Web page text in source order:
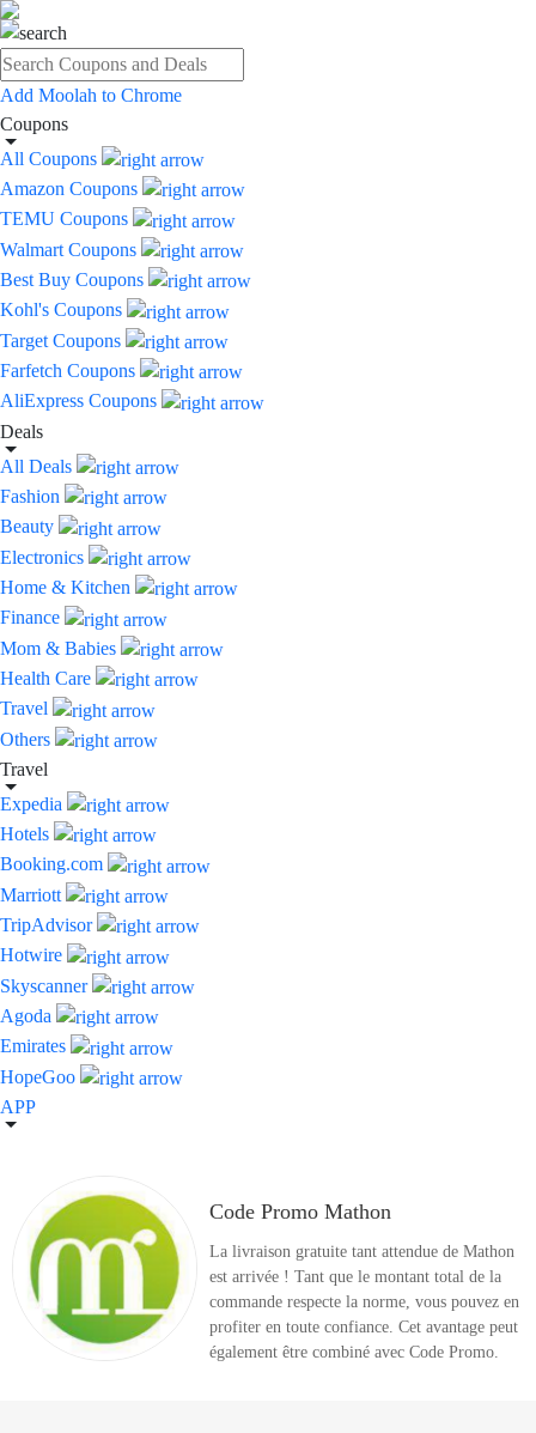
Add Moolah to Chrome
Coupons
All Coupons
Amazon Coupons
TEMU Coupons
Walmart Coupons
Best Buy Coupons
Kohl's Coupons
Target Coupons
Farfetch Coupons
AliExpress Coupons
Deals
All Deals
Fashion
Beauty
Electronics
Home & Kitchen
Finance
Mom & Babies
Health Care
Travel
Others
Travel
Expedia
Hotels
Booking.com
Marriott
TripAdvisor
Hotwire
Skyscanner
Agoda
Emirates
HopeGoo
APP
Code Promo Mathon
La livraison gratuite tant attendue de Mathon
est arrivée ! Tant que le montant total de la
commande respecte la norme, vous pouvez en
profiter en toute confiance. Cet avantage peut
également être combiné avec Code Promo.